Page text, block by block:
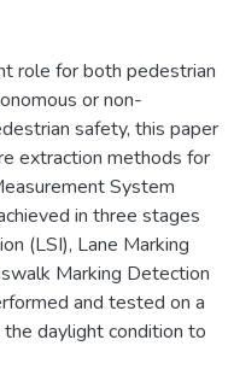
role for both pedestrian
or non-
safety, this paper
extraction methods for
System
in three stages
(LSI), Lane Marking
Marking Detection
and tested on a
daylight condition to